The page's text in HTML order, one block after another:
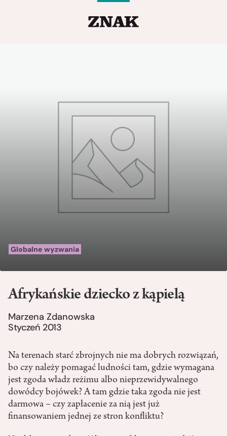
Globalne wyzwania
Afrykańskie dziecko z kąpielą
Marzena Zdanowska
Styczeń 2013
Na terenach starć zbrojnych nie ma dobrych rozwiązań,
bo czy należy pomagać ludności tam, gdzie wymagana
jest zgoda władz reżimu albo nieprzewidywalnego
dowódcy bojówek? A tam gdzie taka zgoda nie jest
darmowa – czy zapłacenie za nią jest już
finansowaniem jednej ze stron konfliktu?